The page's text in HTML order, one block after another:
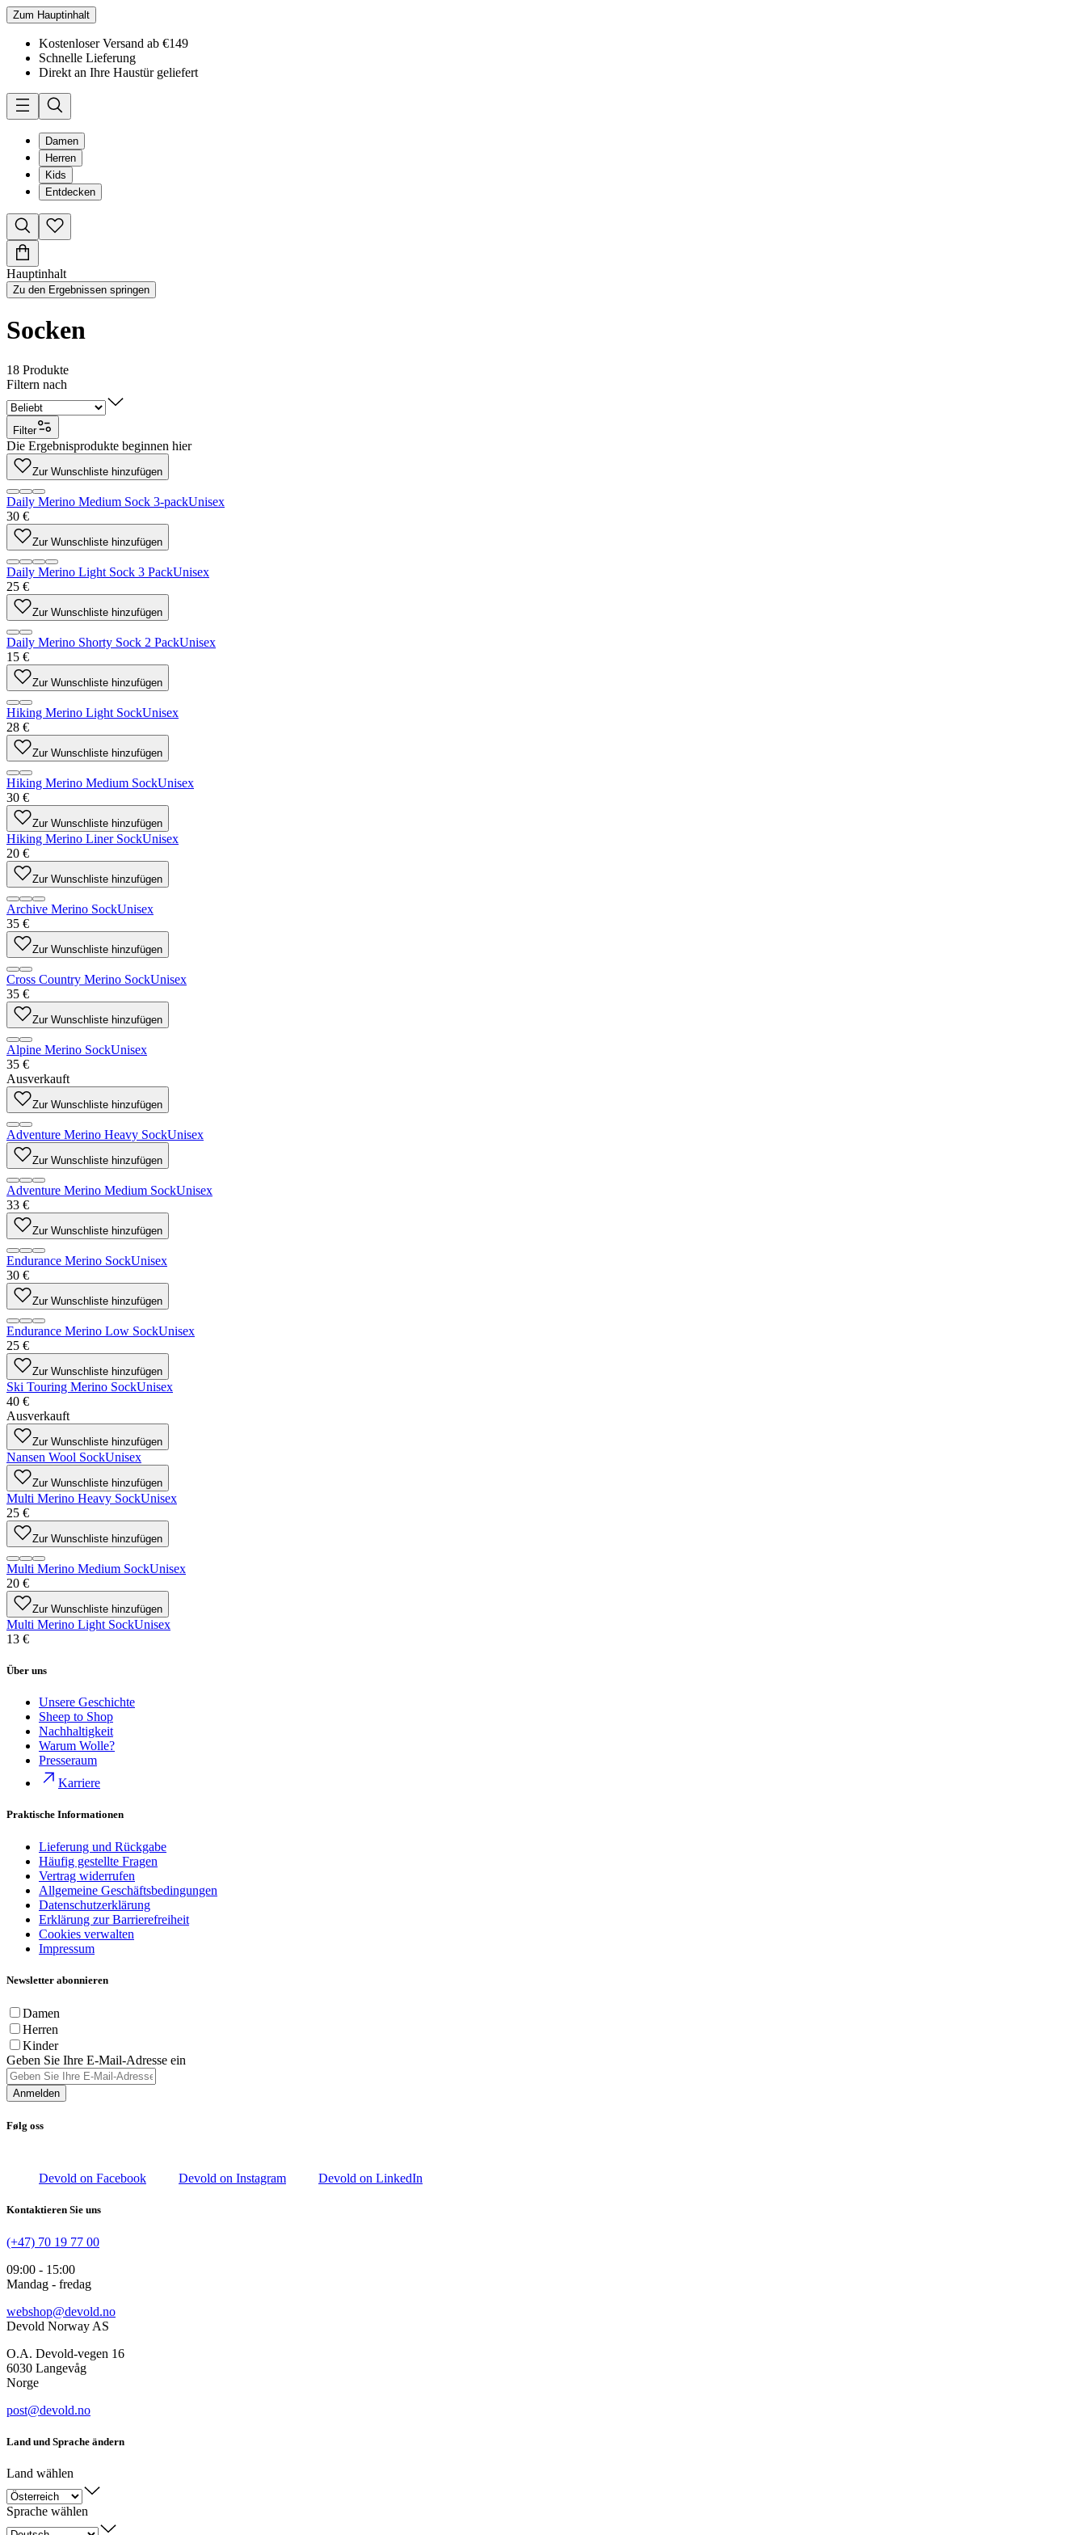
Zum Hauptinhalt
Kostenloser Versand ab €149
Schnelle Lieferung
Direkt an Ihre Haustür geliefert
Damen
Herren
Kids
Entdecken
Hauptinhalt
Zu den Ergebnissen springen
Socken
18 Produkte
Filtern nach
Filter
Die Ergebnisprodukte beginnen hier
Zur Wunschliste hinzufügen
Daily Merino Medium Sock 3-packUnisex
30 €
Zur Wunschliste hinzufügen
Daily Merino Light Sock 3 PackUnisex
25 €
Zur Wunschliste hinzufügen
Daily Merino Shorty Sock 2 PackUnisex
15 €
Zur Wunschliste hinzufügen
Hiking Merino Light SockUnisex
28 €
Zur Wunschliste hinzufügen
Hiking Merino Medium SockUnisex
30 €
Zur Wunschliste hinzufügen
Hiking Merino Liner SockUnisex
20 €
Zur Wunschliste hinzufügen
Archive Merino SockUnisex
35 €
Zur Wunschliste hinzufügen
Cross Country Merino SockUnisex
35 €
Zur Wunschliste hinzufügen
Alpine Merino SockUnisex
35 €
Ausverkauft
Zur Wunschliste hinzufügen
Adventure Merino Heavy SockUnisex
Zur Wunschliste hinzufügen
Adventure Merino Medium SockUnisex
33 €
Zur Wunschliste hinzufügen
Endurance Merino SockUnisex
30 €
Zur Wunschliste hinzufügen
Endurance Merino Low SockUnisex
25 €
Zur Wunschliste hinzufügen
Ski Touring Merino SockUnisex
40 €
Ausverkauft
Zur Wunschliste hinzufügen
Nansen Wool SockUnisex
Zur Wunschliste hinzufügen
Multi Merino Heavy SockUnisex
25 €
Zur Wunschliste hinzufügen
Multi Merino Medium SockUnisex
20 €
Zur Wunschliste hinzufügen
Multi Merino Light SockUnisex
13 €
Über uns
Unsere Geschichte
Sheep to Shop
Nachhaltigkeit
Warum Wolle?
Presseraum
Karriere
Praktische Informationen
Lieferung und Rückgabe
Häufig gestellte Fragen
Vertrag widerrufen
Allgemeine Geschäftsbedingungen
Datenschutzerklärung
Erklärung zur Barrierefreiheit
Cookies verwalten
Impressum
Newsletter abonnieren
Damen
Herren
Kinder
Geben Sie Ihre E-Mail-Adresse ein
Anmelden
Følg oss
Devold on Facebook Devold on Instagram Devold on LinkedIn
Kontaktieren Sie uns
(+47) 70 19 77 00
09:00 - 15:00
Mandag - fredag
webshop@devold.no
Devold Norway AS
O.A. Devold-vegen 16
6030 Langevåg
Norge
post@devold.no
Land und Sprache ändern
Land wählen
Sprache wählen